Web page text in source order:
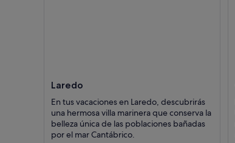
Laredo
En tus vacaciones en Laredo, descubrirás
una hermosa villa marinera que conserva la
belleza única de las poblaciones bañadas
por el mar Cantábrico.